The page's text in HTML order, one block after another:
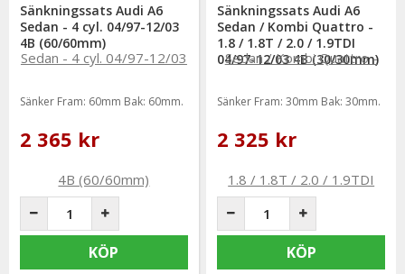
Sänkningssats Audi A6
Sedan - 4 cyl. 04/97-12/03
4B (60/60mm)
Sänker Fram: 60mm Bak: 60mm.
2 365 kr
KÖP
Sänkningssats Audi A6
Sedan / Kombi Quattro -
1.8 / 1.8T / 2.0 / 1.9TDI
04/97-12/03 4B (30/30mm)
Sänker Fram: 30mm Bak: 30mm.
2 325 kr
KÖP